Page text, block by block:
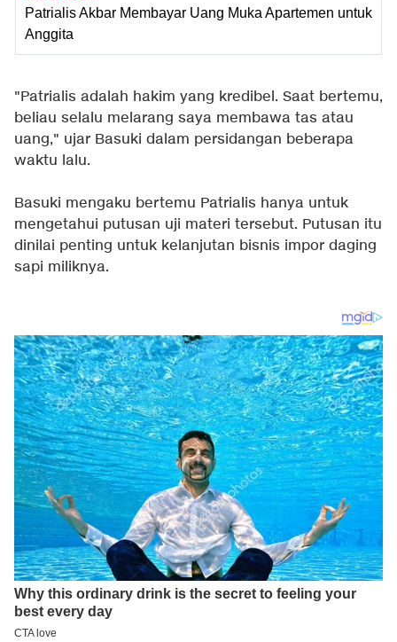
Patrialis Akbar Membayar Uang Muka Apartemen untuk
Anggita
"Patrialis adalah hakim yang kredibel. Saat bertemu,
beliau selalu melarang saya membawa tas atau
uang," ujar Basuki dalam persidangan beberapa
waktu lalu.
Basuki mengaku bertemu Patrialis hanya untuk
mengetahui putusan uji materi tersebut. Putusan itu
dinilai penting untuk kelanjutan bisnis impor daging
sapi miliknya.